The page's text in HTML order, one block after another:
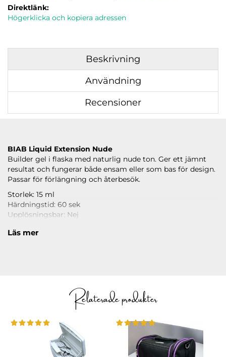
Direktlänk:
Högerklicka och kopiera adressen
Beskrivning
Användning
Recensioner
BIAB Liquid Extension Nude
Builder gel i flaska med naturlig nude ton. Ger ett jämnt
resultat och fungerar både ensam eller som bas för design.
Passar för förlängning och återbesök.
Storlek: 15 ml
Härdningstid: 60 sek
Upplösningsbar: Nej
Läs under
Läs mer
Relaterade produkter